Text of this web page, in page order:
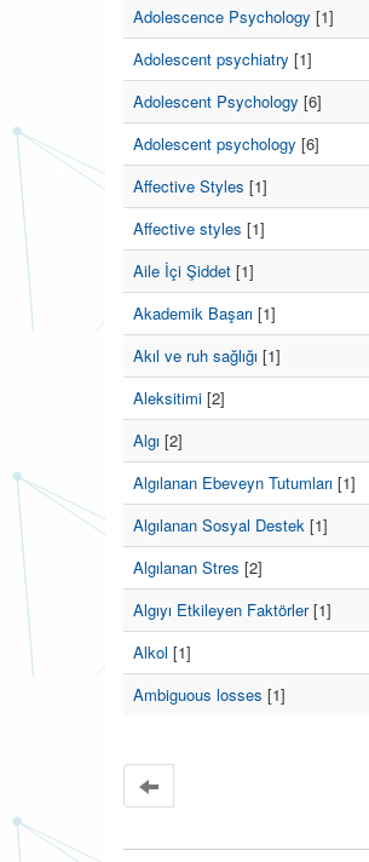
Adolescence Psychology [1]
Adolescent psychiatry [1]
Adolescent Psychology [6]
Adolescent psychology [6]
Affective Styles [1]
Affective styles [1]
Aile İçi Şiddet [1]
Akademik Başarı [1]
Akıl ve ruh sağlığı [1]
Aleksitimi [2]
Algı [2]
Algılanan Ebeveyn Tutumları [1]
Algılanan Sosyal Destek [1]
Algılanan Stres [2]
Algıyı Etkileyen Faktörler[1]
Alkol [1]
Ambiguous losses [1]